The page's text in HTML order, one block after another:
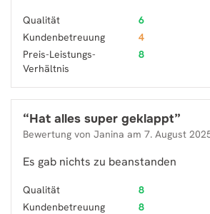
Qualität
6
Kundenbetreuung
4
Preis-Leistungs-
Verhältnis
8
“Hat alles super geklappt”
Bewertung von Janina am 7. August
Es gab nichts zu beanstanden
Qualität
8
Kundenbetreuung
8